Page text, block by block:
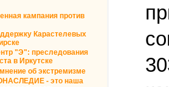
кампания против
Карастелевых
"Э": преследования
в Иркутске
об экстремизме
- это наша